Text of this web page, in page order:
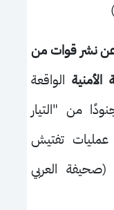
عن نشر قوات من
الواقعة
من "التيار
عمليات تفتيش
(صحيفة العربي